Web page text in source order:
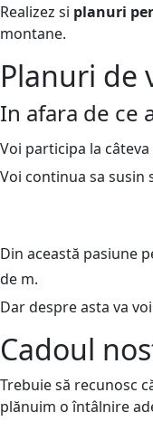
Realizez si planuri
montane.
Planuri de
In afara de ce
Voi participa la
Voi continua sa susin
Din această pasiune
de m.
Dar despre asta va
Cadoul
Trebuie să recunosc
plănuim o întâlnire